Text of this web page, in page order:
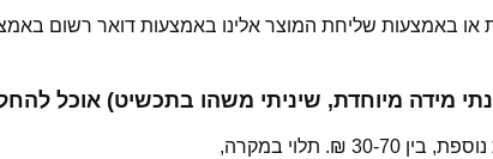
או באמצעות שליחת המוצר אלינו באמצעות דואר רשום
מידה מיוחדת, שיניתי משהו בתכשיט) אוכל
₪. תלוי במקרה,